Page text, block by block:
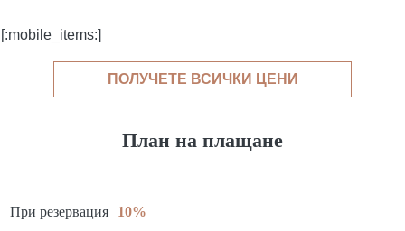
[:mobile_items:]
ПОЛУЧЕТЕ ВСИЧКИ ЦЕНИ
План на плащане
При резервация 10%